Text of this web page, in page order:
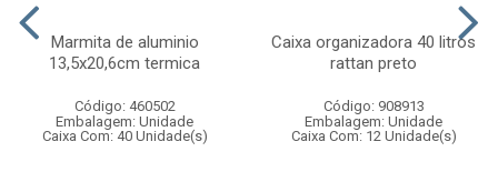
Marmita de aluminio
13,5x20,6cm termica
Código: 460502
Embalagem: Unidade
Caixa Com: 40 Unidade(s)
Caixa organizadora 40 litros
rattan preto
Código: 908913
Embalagem: Unidade
Caixa Com: 12 Unidade(s)